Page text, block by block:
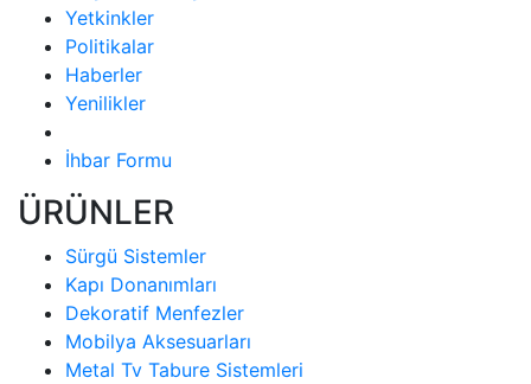
Yetkinkler
Politikalar
Haberler
Yenilikler
İhbar Formu
ÜRÜNLER
Sürgü Sistemler
Kapı Donanımları
Dekoratif Menfezler
Mobilya Aksesuarları
Metal Tv Tabure Sistemleri